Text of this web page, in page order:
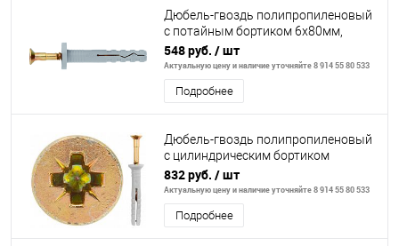
Дюбель-гвоздь полипропиленовый
с потайным бортиком 6х80мм,
100шт// СИБРТЕХ
548 руб. / шт
Актуальную цену и наличие уточняйте 8 914 55 80 533
Подробнее
Дюбель-гвоздь полипропиленовый
с цилиндрическим бортиком
8х120мм,100шт// СИБРТЕХ
832 руб. / шт
Актуальную цену и наличие уточняйте 8 914 55 80 533
Подробнее